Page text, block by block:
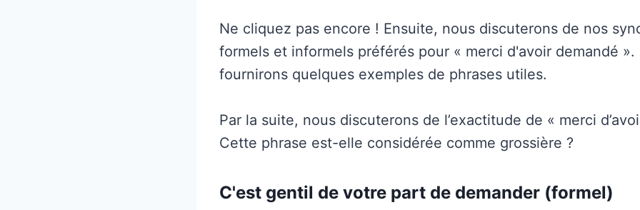
Ne cliquez pas encore ! Ensuite, nous discuterons de nos
formels et informels préférés pour « merci d'avoir demandé ».
fournirons quelques exemples de phrases utiles.
Par la suite, nous discuterons de l’exactitude de « merci
Cette phrase est-elle considérée comme grossière ?
C'est gentil de votre part de demander (formel)